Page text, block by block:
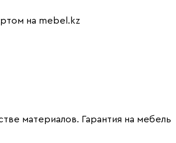
на mebel.kz
материалов. Гарантия на мебель